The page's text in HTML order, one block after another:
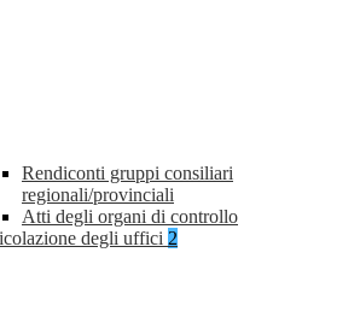
Rendiconti gruppi consiliari
regionali/provinciali
Atti degli organi di controllo
degli uffici 2